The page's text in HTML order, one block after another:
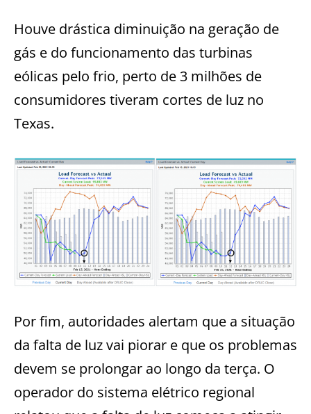
Houve drástica diminuição na geração de
gás e do funcionamento das turbinas
eólicas pelo frio, perto de 3 milhões de
consumidores tiveram cortes de luz no
Texas.
Por fim, autoridades alertam que a situação
da falta de luz vai piorar e que os problemas
devem se prolongar ao longo da terça. O
operador do sistema elétrico regional